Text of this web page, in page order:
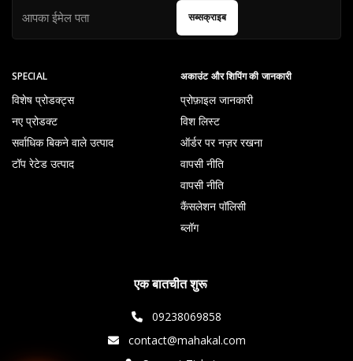
SPECIAL
विशेष प्रोडक्ट्स
नए प्रोडक्ट
सर्वाधिक बिकने वाले उत्पाद
टॉप रेटेड उत्पाद
अकाउंट और शिपिंग की जानकारी
प्रोफ़ाइल जानकारी
विश लिस्ट
ऑर्डर पर नज़र रखना
वापसी नीति
वापसी नीति
कैंसलेशन पॉलिसी
ब्लॉग
सब्सक्राइब
एक बातचीत शुरू
09238069858
contact@mahakal.com